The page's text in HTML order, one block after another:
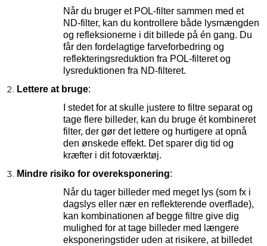
Når du bruger et POL-filter sammen med et
ND-filter, kan du kontrollere både lysmængden
og refleksionerne i dit billede på én gang. Du
får den fordelagtige farveforbedring og
reflekteringsreduktion fra POL-filteret og
lysreduktionen fra ND-filteret.
Lettere at bruge:
I stedet for at skulle justere to filtre separat og
tage flere billeder, kan du bruge ét kombineret
filter, der gør det lettere og hurtigere at opnå
den ønskede effekt. Det sparer dig tid og
kræfter i dit fotoværktøj.
Mindre risiko for overeksponering:
Når du tager billeder med meget lys (som fx i
dagslys eller nær en reflekterende overflade),
kan kombinationen af begge filtre give dig
mulighed for at tage billeder med længere
eksponeringstider uden at risikere, at billedet